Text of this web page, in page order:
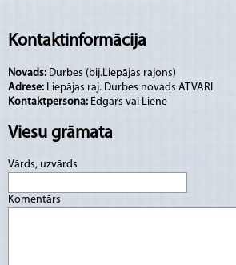
Kontaktinformācija
Novads: Durbes (bij.Liepājas rajons)
Adrese: Liepājas raj. Durbes novads ATVARI
Kontaktpersona: Edgars vai Liene
Viesu grāmata
Vārds, uzvārds
Komentārs